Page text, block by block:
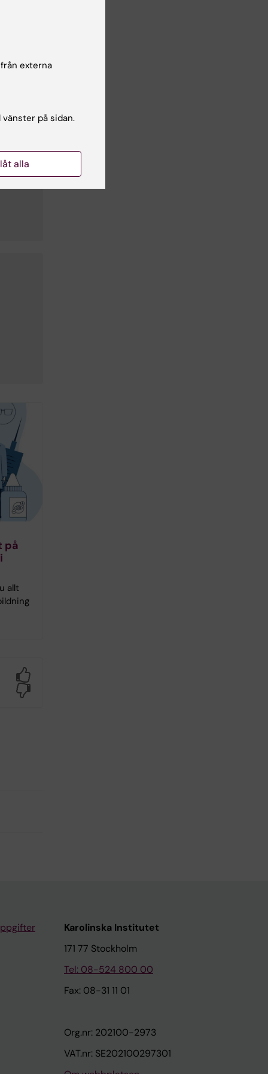
på
allt
Karolinska Institutet
171 77 Stockholm
Tel: 08-524 800 00
Fax: 08-31 11 01
Org.nr: 202100-2973
VAT.nr: SE202100297301
externa
på sidan.
alla